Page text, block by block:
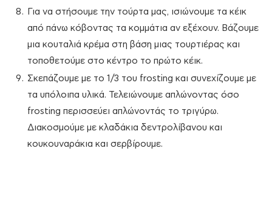
Για να στήσουμε την τούρτα μας, ισιώνουμε τα κέικ
από πάνω κόβοντας τα κομμάτια αν εξέχουν. Βάζουμε
μια κουταλιά κρέμα στη βάση μιας τουρτιέρας και
τοποθετούμε στο κέντρο το πρώτο κέικ.
Σκεπάζουμε με το 1/3 του frosting και συνεχίζουμε με
τα υπόλοιπα υλικά. Τελειώνουμε απλώνοντας όσο
frosting περισσεύει απλώνοντάς το τριγύρω.
Διακοσμούμε με κλαδάκια δεντρολίβανου και
κουκουναράκια και σερβίρουμε.